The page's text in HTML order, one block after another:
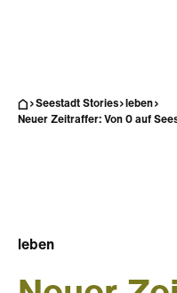
Seestadt Stories
leben
Neuer Zeitraffer: Von 0 auf
leben